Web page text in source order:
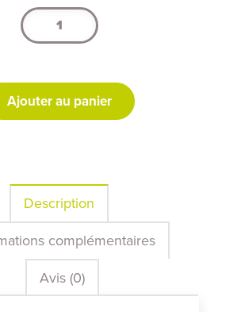
quantité
de
Ajouter au panier
Description
complémentaires
Avis (0)